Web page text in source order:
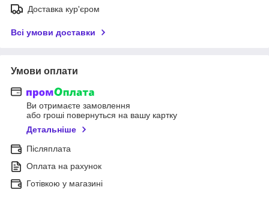
Доставка кур'єром
Всі умови доставки
Умови оплати
Ви отримаєте замовлення
або гроші повернуться на вашу картку
Детальніше
Післяплата
Оплата на рахунок
Готівкою у магазині